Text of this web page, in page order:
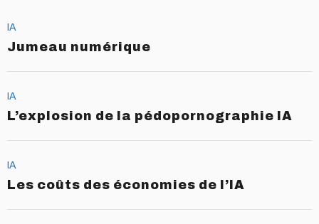
IA
Jumeau numérique
IA
L’explosion de la pédopornographie IA
IA
Les coûts des économies de l’IA